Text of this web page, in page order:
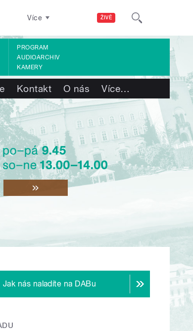
ŽIVĚ
Více
PROGRAM
AUDIOARCHIV
KAMERY
Kontakt O nás Více…
Jak nás naladíte na DABu